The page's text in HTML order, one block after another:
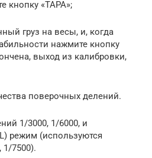
кнопку «ТАРА»;
груз на весы, и, когда
нажмите кнопку
выход из калибровки,
поверочных делений.
1/3000, 1/6000, и
режим (используются
1/7500).